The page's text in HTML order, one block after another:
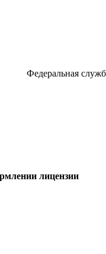
Федеральная служба
лицензии